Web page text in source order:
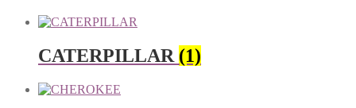
CATERPILLAR (1)